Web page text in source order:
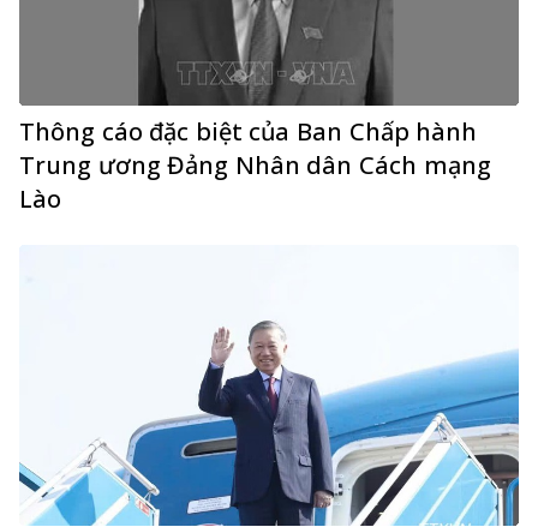
Thông cáo đặc biệt của Ban Chấp hành
Trung ương Đảng Nhân dân Cách mạng
Lào